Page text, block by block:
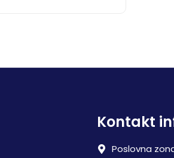
Kontakt
Poslovna